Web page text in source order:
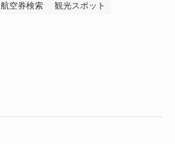
航空券検索
観光スポット